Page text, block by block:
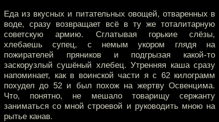
Еда из вкусных и питательных овощей, отваренных в
воде, сразу возвращает всё в ту же тоталитарную
советскую армию. Сглатывая горькие слёзы,
хлебаешь супец, с немым укором глядя на
пожирателей пряников и подгрызая какой-то
заскорузлый сушёный хлебец. Утренняя каша сразу
напоминает, как в воинской части я с 62 килограмм
похудел до 52 и был похож на жертву Освенцима.
Что, понятно, не мешало товарищу сержанту
заниматься со мной строевой и руководить мною на
рытье канав.